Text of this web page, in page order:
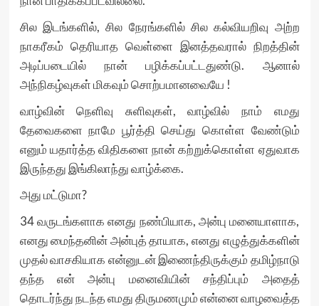
சில இடங்களில், சில நேரங்களில் சில கல்வியறிவு அற்ற
நாகரீகம் தெரியாத வெள்ளை இனத்தவரால் நிறத்தின்
அடிப்படையில் நான் பழிக்கப்பட்டதுண்டு. ஆனால்
அந்நிகழ்வுகள் மிகவும் சொற்பமானவையே !
வாழ்வின் நெளிவு சுளிவுகள், வாழ்வில் நாம் எமது
தேவைகளை நாமே பூர்த்தி செய்து கொள்ள வேண்டும்
எனும் யதார்த்த விதிகளை நான் கற்றுக்கொள்ள ஏதுவாக
இருந்தது இங்கிலாந்து வாழ்க்கை.
அது மட்டுமா?
34 வருடங்களாக எனது நண்பியாக, அன்பு மனையாளாக,
எனது மைந்தனின் அன்புத் தாயாக, எனது எழுத்துக்களின்
முதல் வாசகியாக என்னுடன் இணைந்திருக்கும் தமிழ்நாடு
தந்த என் அன்பு மனைவியின் சந்திப்பும் அதைத்
தொடர்ந்து நடந்த எமது திருமணமும் என்னை வாழவைத்த